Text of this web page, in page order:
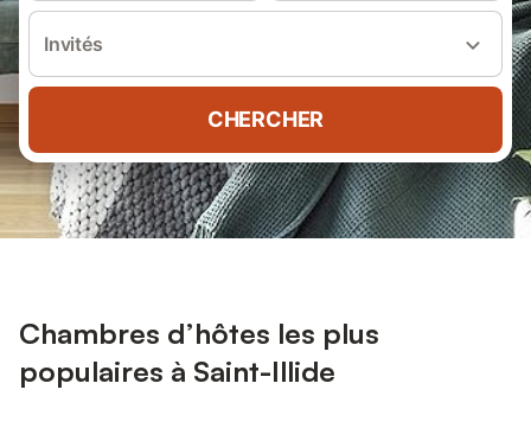
Invités
CHERCHER
Chambres d’hôtes les plus
populaires à Saint-Illide